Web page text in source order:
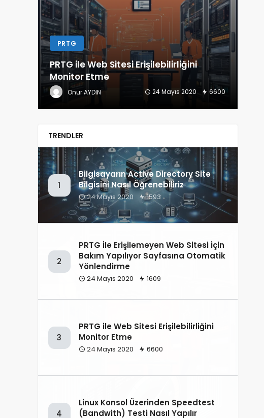
PRTG
PRTG ile Web Sitesi Erişilebilirliğini
Monitor Etme
Onur AYDIN 24 Mayıs 2020 6600
TRENDLER
1
Bilgisayarın Active Directory Site
Bilgisini Nasıl Öğrenebiliriz
24 Mayıs 2020 1593
2
PRTG İle Erişilemeyen Web Sitesi İçin
Bakım Yapılıyor Sayfasına Otomatik
Yönlendirme
24 Mayıs 2020 1609
3
PRTG ile Web Sitesi Erişilebilirliğini
Monitor Etme
24 Mayıs 2020 6600
4
Linux Konsol Üzerinden Speedtest
(Bandwith) Testi Nasıl Yapılır